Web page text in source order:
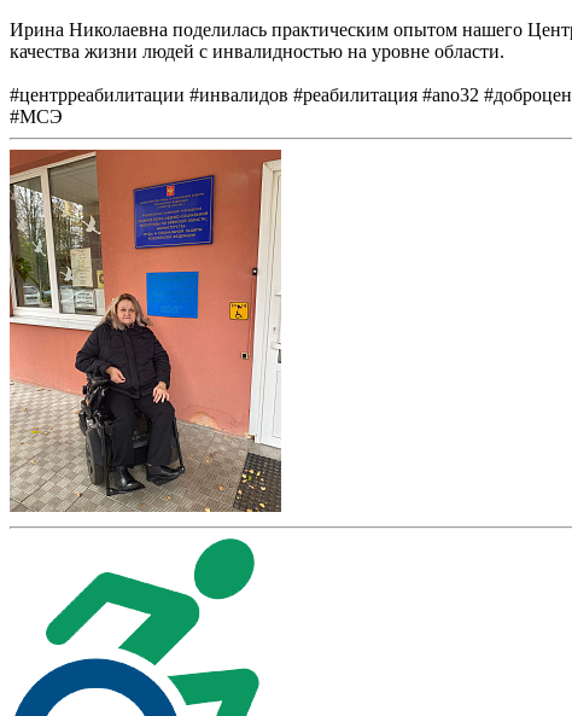
Ирина Николаевна поделилась практическим опытом нашего
качества жизни людей с инвалидностью на уровне области.
#центрреабилитации #инвалидов #реабилитация #ano32
#МСЭ